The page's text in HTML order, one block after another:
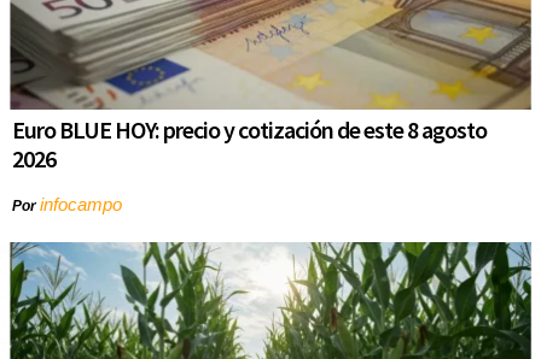
Euro BLUE HOY: precio y cotización de este 8 agosto
2026
Porinfocampo